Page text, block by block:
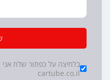
Checkboxes
*
cartube.co.il